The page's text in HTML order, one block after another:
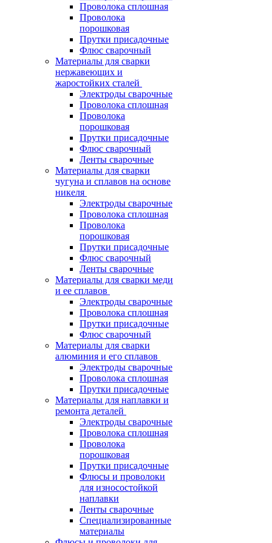
Проволока сплошная
Проволока
порошковая
Прутки присадочные
Флюс сварочный
Материалы для сварки
нержавеющих и
жаростойких сталей
Электроды сварочные
Проволока сплошная
Проволока
порошковая
Прутки присадочные
Флюс сварочный
Ленты сварочные
Материалы для сварки
чугуна и сплавов на основе
никеля
Электроды сварочные
Проволока сплошная
Проволока
порошковая
Прутки присадочные
Флюс сварочный
Ленты сварочные
Материалы для сварки меди
и ее сплавов
Электроды сварочные
Проволока сплошная
Прутки присадочные
Флюс сварочный
Материалы для сварки
алюминия и его сплавов
Электроды сварочные
Проволока сплошная
Прутки присадочные
Материалы для наплавки и
ремонта деталей
Электроды сварочные
Проволока сплошная
Проволока
порошковая
Прутки присадочные
Флюсы и проволоки
для износостойкой
наплавки
Ленты сварочные
Специализированные
материалы